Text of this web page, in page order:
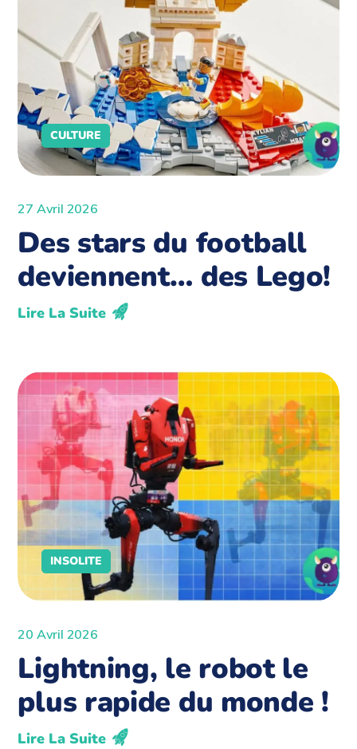
CULTURE
27 Avril 2026
Des stars du football
deviennent… des Lego!
Lire La Suite
INSOLITE
20 Avril 2026
Lightning, le robot le
plus rapide du monde !
Lire La Suite